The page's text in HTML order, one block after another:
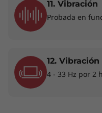
excelencia y pone
por IA en primer
procesamiento
11. Vibración
Probada en
12.
4 - 33 Hz por 2